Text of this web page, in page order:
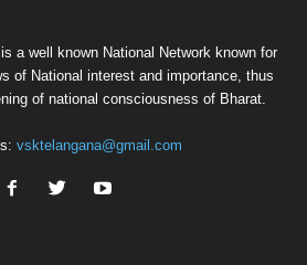
a well known National Network known for
of National interest and importance, thus
of national consciousness of Bharat.
vsktelangana@gmail.com